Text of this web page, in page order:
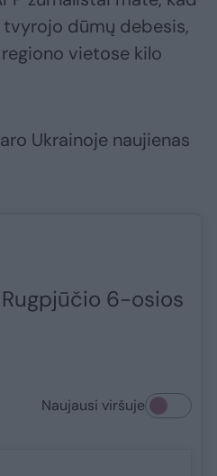
dūmų debesis,
vietose kilo
Ukrainoje naujienas
6-osios
Naujausi viršuje